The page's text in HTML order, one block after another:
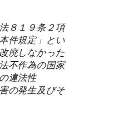
８１９条２項
件規定」とい
廃しなかった
不作為の国家
違法性
の発生及びそ